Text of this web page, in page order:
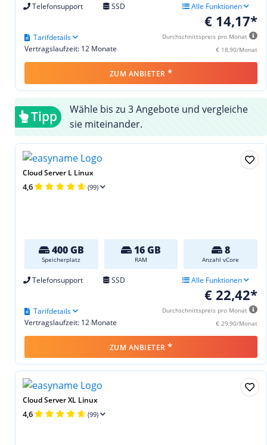
Telefonsupport SSD Alle Funktionen
€ 14,17*
Durchschnittspreis pro Monat
€ 18,90/Monat
Vertragslaufzeit: 12 Monate
Tarifdetails
ZUM ANBIETER *
Tipp
Wähle bis zu 3 Angebote und vergleiche
sie miteinander.
Cloud Server L Linux
4,6 (99)
400 GB
Speicherplatz
16 GB
RAM
8
Anzahl vCore
Telefonsupport SSD Alle Funktionen
€ 22,42*
Durchschnittspreis pro Monat
€ 29,90/Monat
Vertragslaufzeit: 12 Monate
Tarifdetails
ZUM ANBIETER *
Cloud Server XL Linux
4,6 (99)